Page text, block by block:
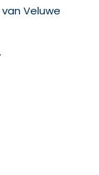
Veluwe